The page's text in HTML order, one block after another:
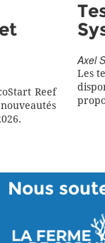
Reef
Axel
Les
Nous